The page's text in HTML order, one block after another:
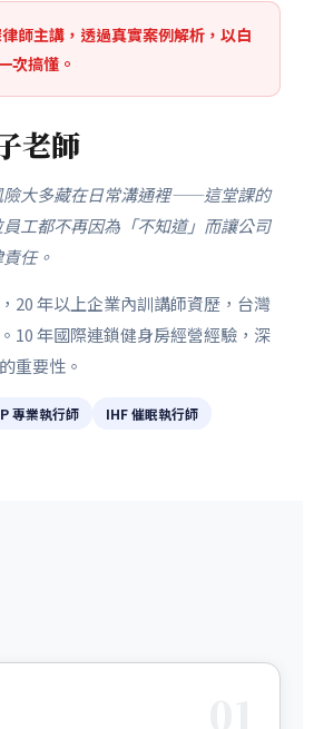
師主講，透過真實案例解析，以白
次搞懂。
老師
險大多藏在日常溝通裡——這堂課的
工都不再因為「不知道」而讓公司
任。
20 年以上企業內訓講師資歷，台灣
10 年國際連鎖健身房經營經驗，深
重要性。
專業執行師 IHF 催眠執行師